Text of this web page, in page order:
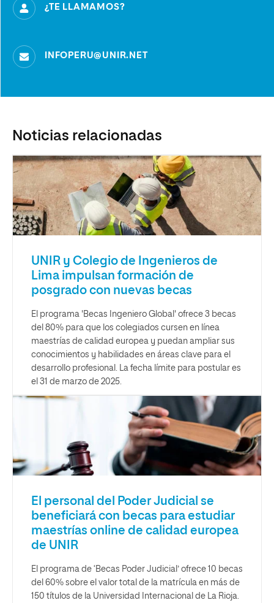
¿TE LLAMAMOS?
INFOPERU@UNIR.NET
Noticias relacionadas
UNIR y Colegio de Ingenieros de
Lima impulsan formación de
posgrado con nuevas becas
El programa 'Becas Ingeniero Global' ofrece 3 becas
del 80% para que los colegiados cursen en línea
maestrías de calidad europea y puedan ampliar sus
conocimientos y habilidades en áreas clave para el
desarrollo profesional. La fecha límite para postular es
el 31 de marzo de 2025.
El personal del Poder Judicial se
beneficiará con becas para estudiar
maestrías online de calidad europea
de UNIR
El programa de ‘Becas Poder Judicial’ ofrece 10 becas
del 60% sobre el valor total de la matrícula en más de
150 títulos de la Universidad Internacional de La Rioja.